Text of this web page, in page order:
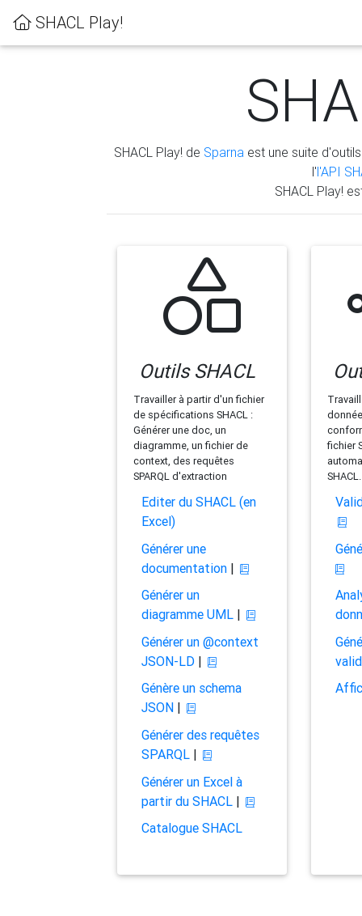
SHACL Play!
SHACL Play! de Sparna est une suite
l'l'API
SHACL Play!
Outils SHACL
Travailler à partir d'un fichier
de spécifications SHACL :
Générer une doc, un
diagramme, un fichier de
context, des requêtes
SPARQL d'extraction
Editer du SHACL (en
Excel)
Générer une
documentation|
Générer un
diagramme UML|
Générer un @context
JSON-LD|
Génère un schema
JSON|
Générer des requêtes
SPARQL|
Générer un Excel à
partir du SHACL|
Catalogue SHACL
fichier
SHACL.